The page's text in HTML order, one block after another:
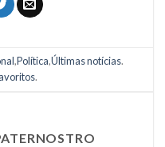
,Política,Últimas notícias.
.